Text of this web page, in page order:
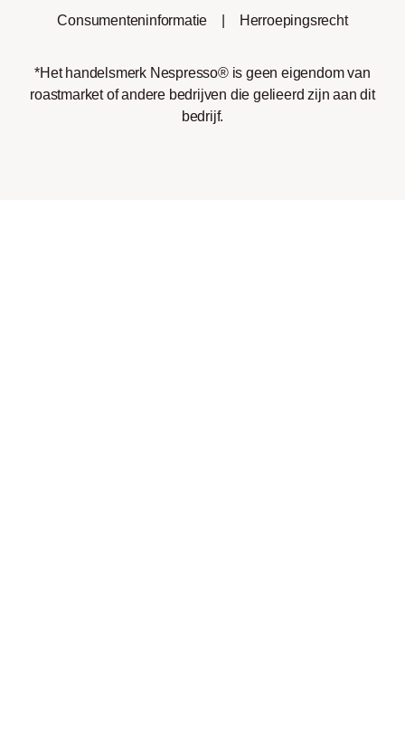
Consumenteninformatie
Herroepingsrecht
*Het handelsmerk Nespresso® is geen eigendom van
roastmarket of andere bedrijven die gelieerd zijn aan dit
bedrijf.